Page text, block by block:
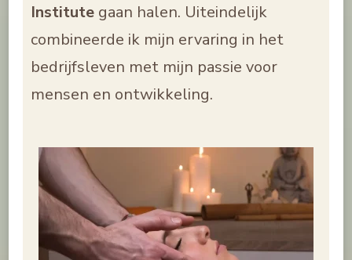
Institute gaan halen. Uiteindelijk
combineerde ik mijn ervaring in het
bedrijfsleven met mijn passie voor
mensen en ontwikkeling.